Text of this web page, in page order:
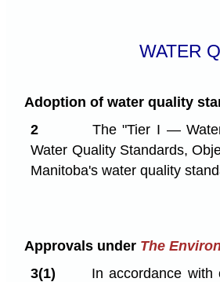
WATER
Adoption of water quality
2
The "Tier I —
Water Quality Standards,
Manitoba's water quality
Approvals under The
3(1)
In accordance